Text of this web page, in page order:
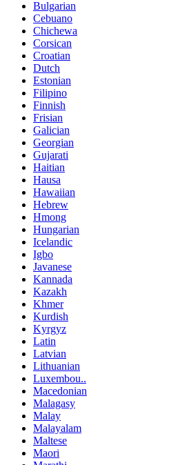
Bulgarian
Cebuano
Chichewa
Corsican
Croatian
Dutch
Estonian
Filipino
Finnish
Frisian
Galician
Georgian
Gujarati
Haitian
Hausa
Hawaiian
Hebrew
Hmong
Hungarian
Icelandic
Igbo
Javanese
Kannada
Kazakh
Khmer
Kurdish
Kyrgyz
Latin
Latvian
Lithuanian
Luxembou..
Macedonian
Malagasy
Malay
Malayalam
Maltese
Maori